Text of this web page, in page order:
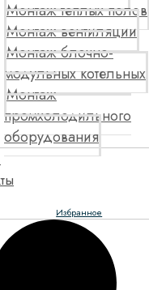
Монтаж теплых полов
Монтаж вентиляции
Монтаж блочно-
модульных котельных
Монтаж
промхолодильного
оборудования
Избранное